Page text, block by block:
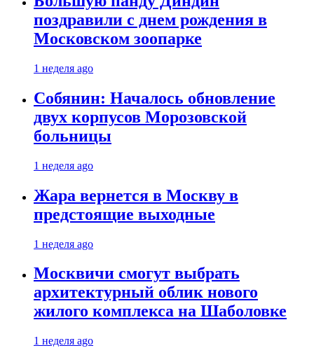
поздравили с днем рождения в
Московском зоопарке
1 неделя ago
Собянин: Началось обновление
двух корпусов Морозовской
больницы
1 неделя ago
Жара вернется в Москву в
предстоящие выходные
1 неделя ago
Москвичи смогут выбрать
архитектурный облик нового
жилого комплекса на Шаболовке
1 неделя ago